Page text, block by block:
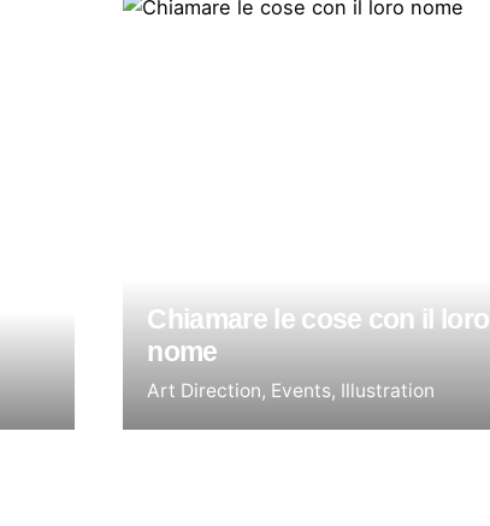
Chiamare le cose con il loro
nome
Art Direction Events Illustration